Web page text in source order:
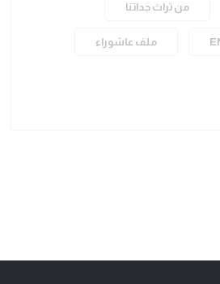
من تراث جداتنا
ملف عاشوراء